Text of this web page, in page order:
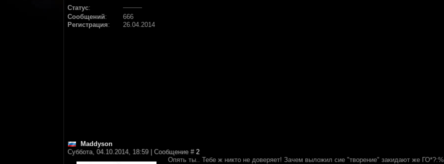
Статус:
Сообщений:
666
Регистрация: 26.04.2014
Maddyson
Суббота, 04.10.2014, 18:59 | Сообщение # 2
Опять ты.. Тебе ж никто не доверяет! Зачем выложил сие "творение" закидают же ГО*?:%